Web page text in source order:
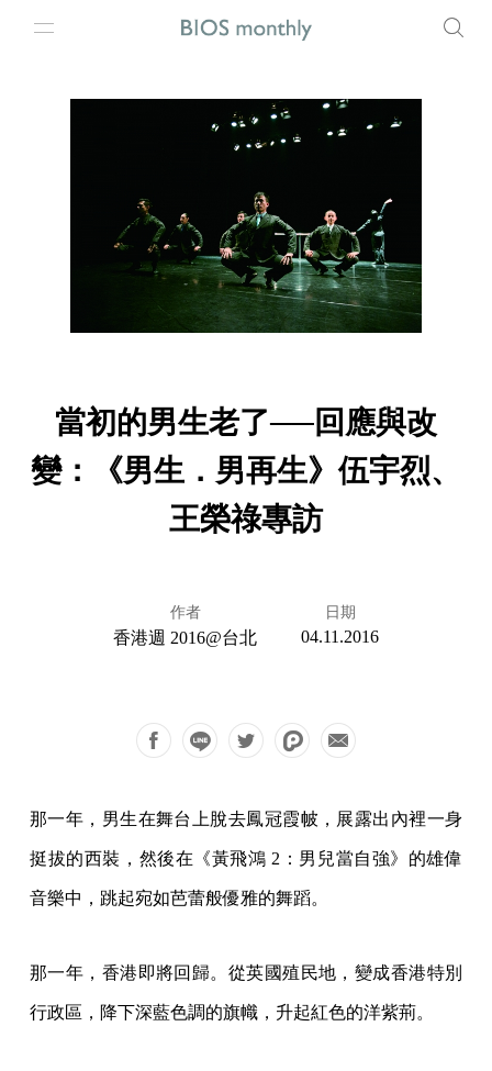
當初的男生老了──回應與改
變：《男生．男再生》伍宇烈、
王榮祿專訪
作者
香港週 2016@台北
日期
04.11.2016
那一年，男生在舞台上脫去鳳冠霞帔，展露出內裡一身
挺拔的西裝，然後在《黃飛鴻 2：男兒當自強》的雄偉
音樂中，跳起宛如芭蕾般優雅的舞蹈。
那一年，香港即將回歸。從英國殖民地，變成香港特別
行政區，降下深藍色調的旗幟，升起紅色的洋紫荊。